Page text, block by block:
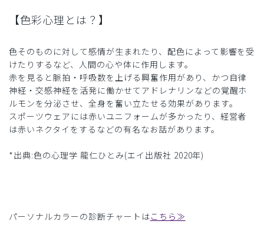
【色彩心理とは？】
色そのものに対して感情が生まれたり、配色によって影響を受
けたりするなど、人間の心や体に作用します。
赤を見ると脈拍・呼吸数を上げる興奮作用があり、かつ自律
神経・交感神経を活発に働かせてアドレナリンなどの覚醒ホ
ルモンを分泌させ、全身を奮い立たせる効果があります。
スポーツウェアには赤いユニフォームが多かったり、経営者
は赤いネクタイをするなどの有名なお話があります。
*出典:色の心理学 龍仁ひとみ(エイ出版社 2020年)
パーソナルカラーの診断チャートはこちら≫